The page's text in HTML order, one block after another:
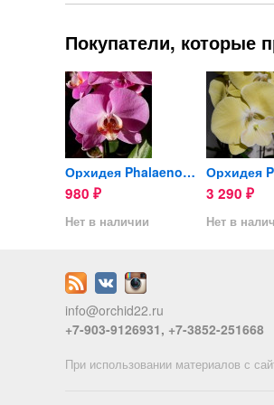
Покупатели, которые
Орхидея Phalaenopsis (отцвел)
980 ₽
Нет в наличии
3 290 ₽
Нет в
info@orchid22.ru
+7-903-9126931, +7-3852-251668
При использовании материалов с